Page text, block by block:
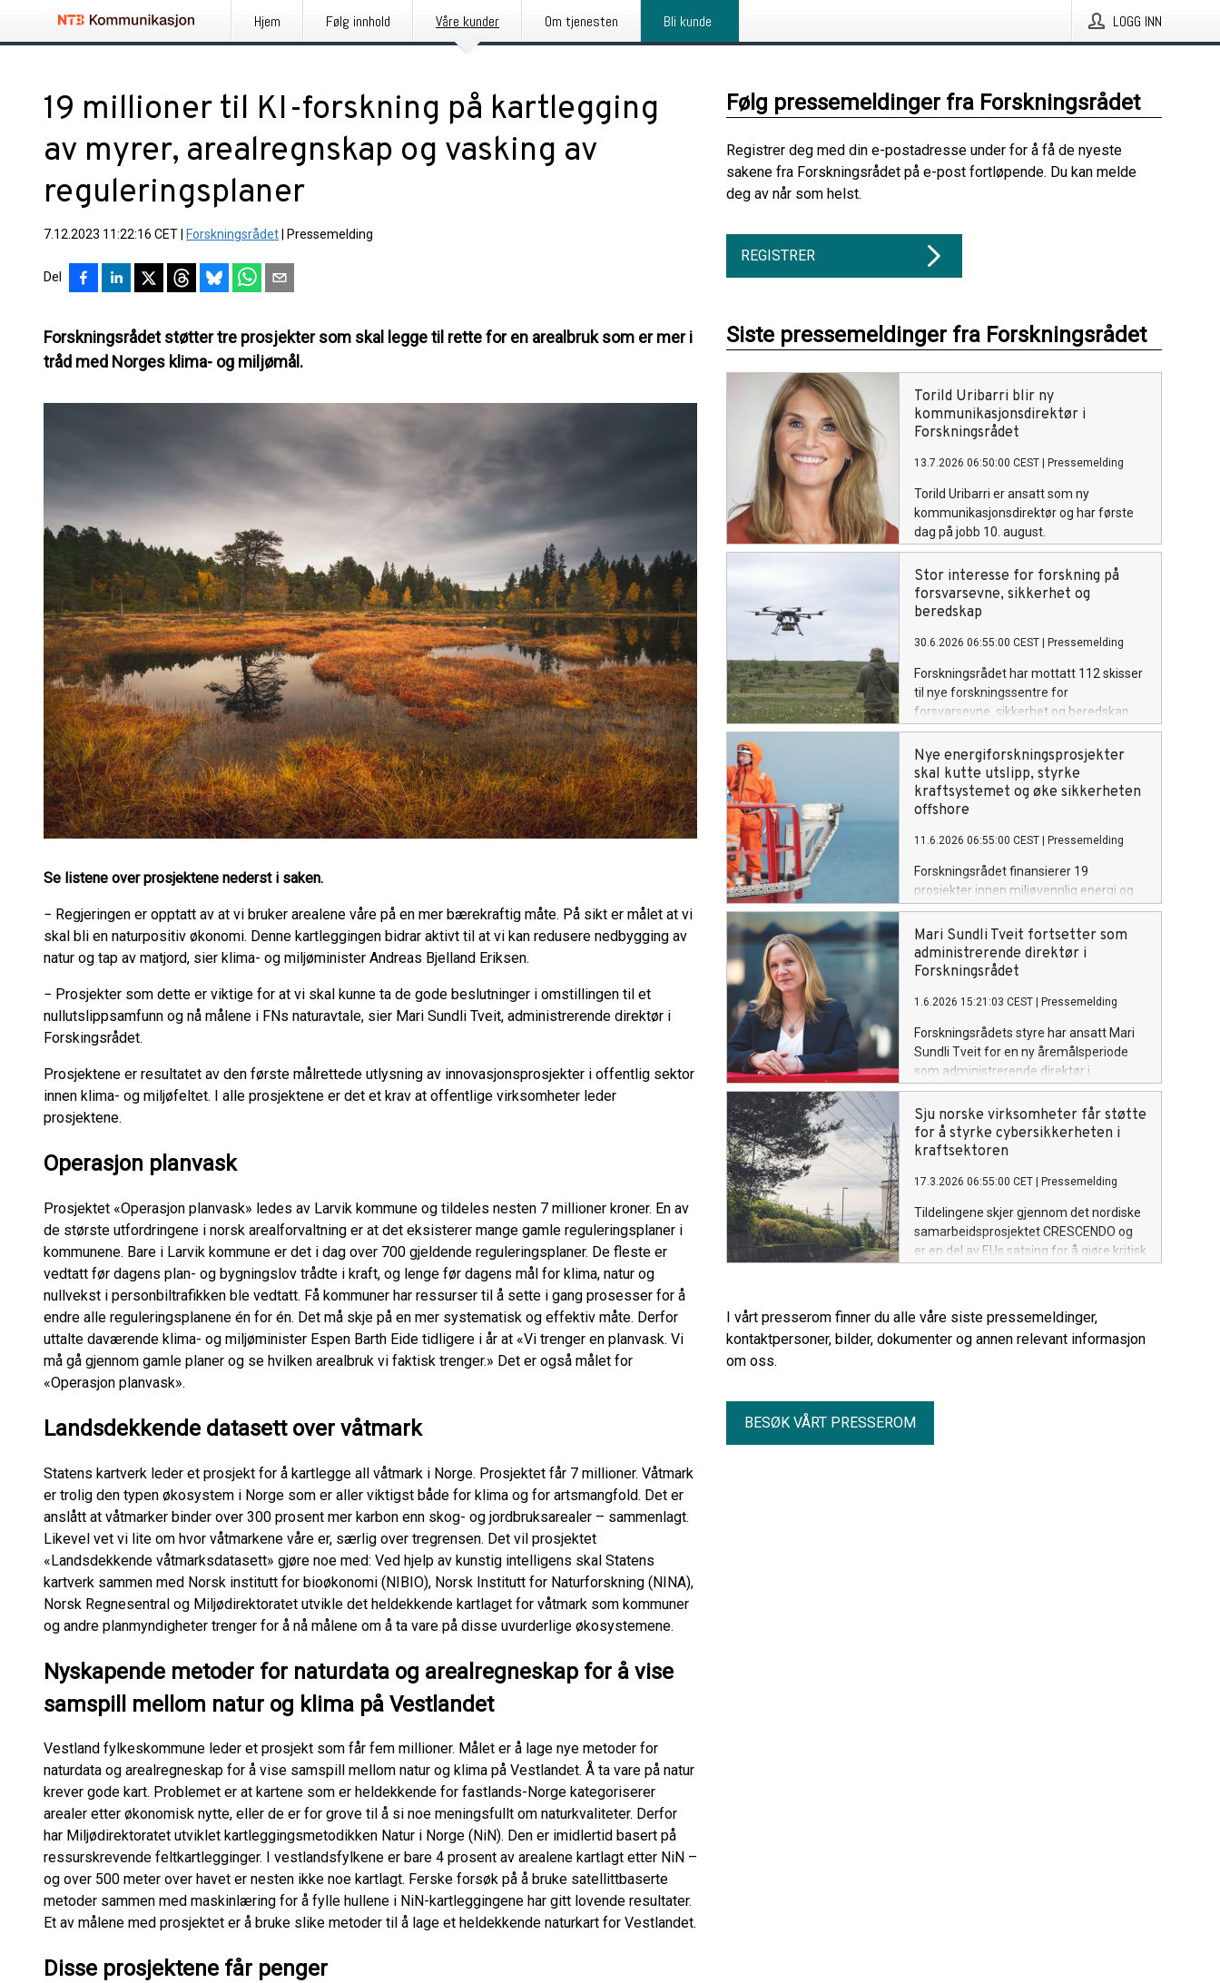
Hjem Følg innhold Våre kunder Om tjenesten Bli kunde LOGG INN
19 millioner til KI-forskning på kartlegging
av myrer, arealregnskap og vasking av
reguleringsplaner
7.12.2023 11:22:16 CET Forskningsrådet Pressemelding
Del
Forskningsrådet støtter tre prosjekter som skal legge til rette for en arealbruk som er mer i
tråd med Norges klima- og miljømål.
Se listene over prosjektene nederst i saken.
− Regjeringen er opptatt av at vi bruker arealene våre på en mer bærekraftig måte. På sikt er målet at vi
skal bli en naturpositiv økonomi. Denne kartleggingen bidrar aktivt til at vi kan redusere nedbygging av
natur og tap av matjord, sier klima- og miljøminister Andreas Bjelland Eriksen.
− Prosjekter som dette er viktige for at vi skal kunne ta de gode beslutninger i omstillingen til et
nullutslippsamfunn og nå målene i FNs naturavtale, sier Mari Sundli Tveit, administrerende direktør i
Forskingsrådet.
Prosjektene er resultatet av den første målrettede utlysning av innovasjonsprosjekter i offentlig sektor
innen klima- og miljøfeltet. I alle prosjektene er det et krav at offentlige virksomheter leder
prosjektene.
Operasjon planvask
Prosjektet «Operasjon planvask» ledes av Larvik kommune og tildeles nesten 7 millioner kroner. En av
de største utfordringene i norsk arealforvaltning er at det eksisterer mange gamle reguleringsplaner i
kommunene. Bare i Larvik kommune er det i dag over 700 gjeldende reguleringsplaner. De fleste er
vedtatt før dagens plan- og bygningslov trådte i kraft, og lenge før dagens mål for klima, natur og
nullvekst i personbiltrafikken ble vedtatt. Få kommuner har ressurser til å sette i gang prosesser for å
endre alle reguleringsplanene én for én. Det må skje på en mer systematisk og effektiv måte. Derfor
uttalte daværende klima- og miljøminister Espen Barth Eide tidligere i år at «Vi trenger en planvask. Vi
må gå gjennom gamle planer og se hvilken arealbruk vi faktisk trenger.» Det er også målet for
«Operasjon planvask».
Landsdekkende datasett over våtmark
Statens kartverk leder et prosjekt for å kartlegge all våtmark i Norge. Prosjektet får 7 millioner. Våtmark
er trolig den typen økosystem i Norge som er aller viktigst både for klima og for artsmangfold. Det er
anslått at våtmarker binder over 300 prosent mer karbon enn skog- og jordbruksarealer – sammenlagt.
Likevel vet vi lite om hvor våtmarkene våre er, særlig over tregrensen. Det vil prosjektet
«Landsdekkende våtmarksdatasett» gjøre noe med: Ved hjelp av kunstig intelligens skal Statens
kartverk sammen med Norsk institutt for bioøkonomi (NIBIO), Norsk Institutt for Naturforskning (NINA),
Norsk Regnesentral og Miljødirektoratet utvikle det heldekkende kartlaget for våtmark som kommuner
og andre planmyndigheter trenger for å nå målene om å ta vare på disse uvurderlige økosystemene.
Nyskapende metoder for naturdata og arealregneskap for å vise
samspill mellom natur og klima på Vestlandet
Vestland fylkeskommune leder et prosjekt som får fem millioner. Målet er å lage nye metoder for
naturdata og arealregneskap for å vise samspill mellom natur og klima på Vestlandet. Å ta vare på natur
krever gode kart. Problemet er at kartene som er heldekkende for fastlands-Norge kategoriserer
arealer etter økonomisk nytte, eller de er for grove til å si noe meningsfullt om naturkvaliteter. Derfor
har Miljødirektoratet utviklet kartleggingsmetodikken Natur i Norge (NiN). Den er imidlertid basert på
ressurskrevende feltkartlegginger. I vestlandsfylkene er bare 4 prosent av arealene kartlagt etter NiN –
og over 500 meter over havet er nesten ikke noe kartlagt. Ferske forsøk på å bruke satellittbaserte
metoder sammen med maskinlæring for å fylle hullene i NiN-kartleggingene har gitt lovende resultater.
Et av målene med prosjektet er å bruke slike metoder til å lage et heldekkende naturkart for Vestlandet.
Disse prosjektene får penger
Følg pressemeldinger fra Forskningsrådet
Registrer deg med din e-postadresse under for å få de nyeste
sakene fra Forskningsrådet på e-post fortløpende. Du kan melde
deg av når som helst.
REGISTRER
Siste pressemeldinger fra Forskningsrådet
Torild Uribarri blir ny
kommunikasjonsdirektør i
Forskningsrådet
13.7.2026 06:50:00 CEST Pressemelding
Torild Uribarri er ansatt som ny
kommunikasjonsdirektør og har første
dag på jobb 10. august.
Stor interesse for forskning på
forsvarsevne, sikkerhet og
beredskap
30.6.2026 06:55:00 CEST Pressemelding
Forskningsrådet har mottatt 112 skisser
til nye forskningssentre for
forsvarsevne, sikkerhet og beredskap.
Interessen er stor og deltakelsen bred.
Skissene er korte beskrivelser av hva
senteret kan omfatte av tema,
virkninger og samarbeidsaktører. Til
hovedutlysningen – som utsettes til over
forventes det at mange slår sammen
forslagene sine.
Nye energiforskningsprosjekter
skal kutte utslipp, styrke
kraftsystemet og øke sikkerheten
offshore
11.6.2026 06:55:00 CEST Pressemelding
Forskningsrådet finansierer 19
prosjekter innen miljøvennlig energi og
petroleumsforskning. Prosjektene skal
gi næringslivet ny kunnskap om blant
annet kraftsystemer,
energieffektivisering i industrien og
Mari Sundli Tveit fortsetter som
administrerende direktør i
Forskningsrådet
1.6.2026 15:21:03 CEST Pressemelding
Forskningsrådets styre har ansatt Mari
Sundli Tveit for en ny åremålsperiode
som administrerende direktør i
Forskningsrådet.
Sju norske virksomheter får støtte
for å styrke cybersikkerheten i
kraftsektoren
17.3.2026 06:55:00 CET Pressemelding
Tildelingene skjer gjennom det nordiske
samarbeidsprosjektet CRESCENDO og
er en del av EUs satsing for å gjøre kritisk
Norges forskningsråd og Nasjonal
sikkerhetsmyndighet (NSM).
I vårt presserom finner du alle våre siste pressemeldinger,
kontaktpersoner, bilder, dokumenter og annen relevant informasjon
om oss.
BESØK VÅRT PRESSEROM